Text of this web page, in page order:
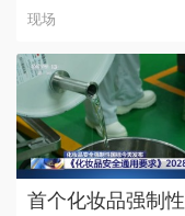
现场
首个化妆品强制